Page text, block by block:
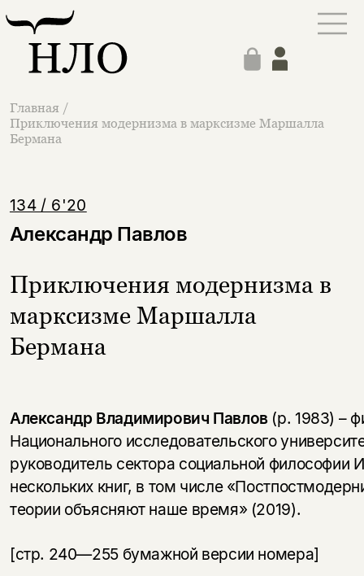
Главная /
Приключения модернизма в марксизме Маршалла
Бермана
134 / 6'20
Александр Павлов
Приключения модернизма в
марксизме Маршалла
Бермана
Александр Владимирович Павлов(р. 1983) –
Национального исследовательского
руководитель сектора социальной философии
нескольких книг, в том числе
теории объясняют наше время» (2019).
[стр. 240—255 бумажной версии номера]